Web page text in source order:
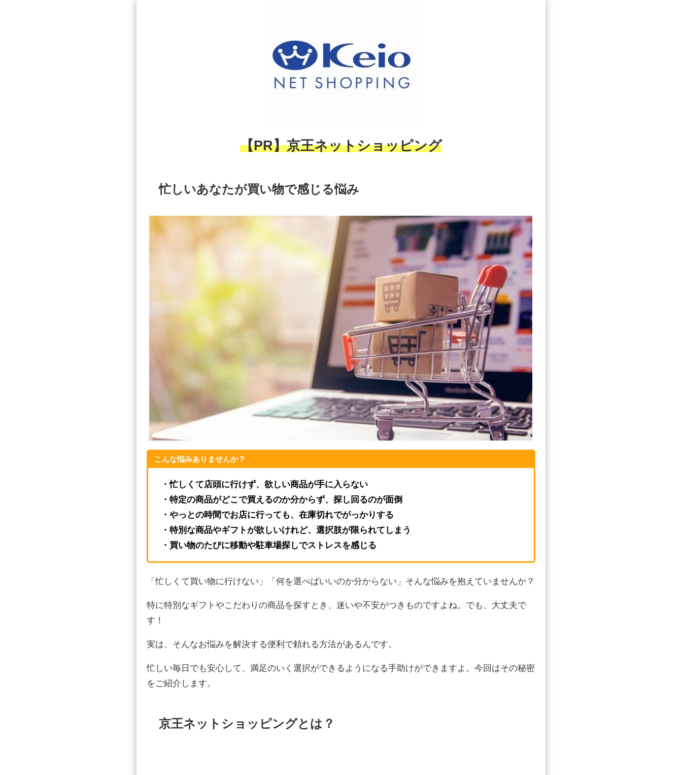
【PR】京王ネットショッピング
忙しいあなたが買い物で感じる悩み
こんな悩みありませんか？
・忙しくて店頭に行けず、欲しい商品が手に入らない
・特定の商品がどこで買えるのか分からず、探し回るのが面倒
・やっとの時間でお店に行っても、在庫切れでがっかりする
・特別な商品やギフトが欲しいけれど、選択肢が限られてしまう
・買い物のたびに移動や駐車場探しでストレスを感じる
「忙しくて買い物に行けない」「何を選べばいいのか分からない」そんな悩みを抱えていませんか？
特に特別なギフトやこだわりの商品を探すとき、迷いや不安がつきものですよね。でも、大丈夫で
す！
実は、そんなお悩みを解決する便利で頼れる方法があるんです。
忙しい毎日でも安心して、満足のいく選択ができるようになる手助けができますよ。今回はその秘密
をご紹介します。
京王ネットショッピングとは？